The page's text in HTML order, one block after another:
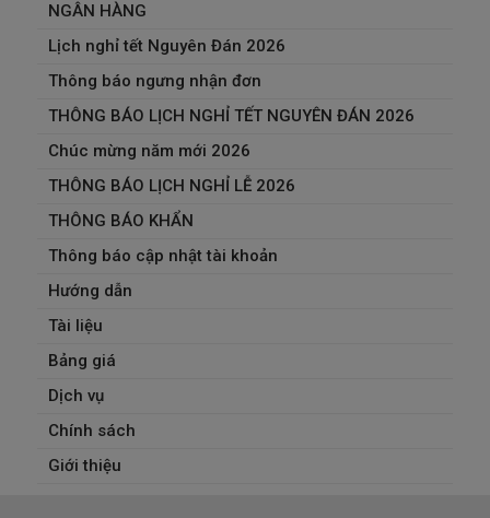
NGÂN HÀNG
Lịch nghỉ tết Nguyên Đán 2026
Thông báo ngưng nhận đơn
THÔNG BÁO LỊCH NGHỈ TẾT NGUYÊN ĐÁN 2026
Chúc mừng năm mới 2026
THÔNG BÁO LỊCH NGHỈ LỄ 2026
THÔNG BÁO KHẨN
Thông báo cập nhật tài khoản
Hướng dẫn
Tài liệu
Bảng giá
Dịch vụ
Chính sách
Giới thiệu